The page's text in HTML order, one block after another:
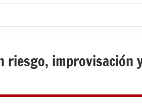
riesgo, improvisación